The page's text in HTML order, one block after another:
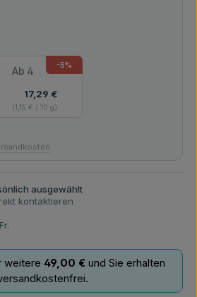
ist zurzeit nicht verfügbar.)
Ab 4 -5%
17,29 €
1,15 € / 10 g
ausgewählt
kontaktieren
weitere 49,00 € und Sie erhalten